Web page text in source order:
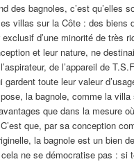
des bagnoles, c’est qu’elles
villas sur la Côte : des biens
d’une minorité de très
et leur nature, ne
de l’appareil de
toute leur valeur
la bagnole, comme la villa
que dans la mesure
que, par sa conception
la bagnole est un bien
ne se démocratise pas : si